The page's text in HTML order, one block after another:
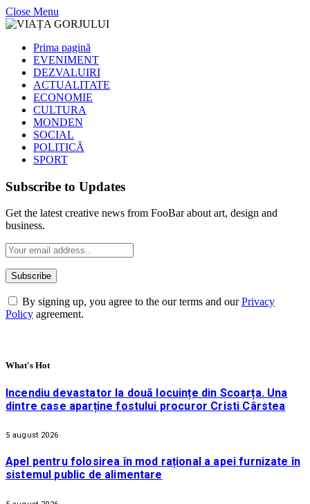
Close Menu
Prima pagină
EVENIMENT
DEZVALUIRI
ACTUALITATE
ECONOMIE
CULTURA
MONDEN
SOCIAL
POLITICĂ
SPORT
Subscribe to Updates
Get the latest creative news from FooBar about art, design and
business.
By signing up, you agree to the our terms and ourPrivacy
Policy agreement.
What's Hot
Incendiu devastator la două locuințe din Scoarța. Una
dintre case aparține fostului procuror Cristi Cârstea
5 august 2026
Apel pentru folosirea în mod rațional a apei furnizate în
sistemul public de alimentare